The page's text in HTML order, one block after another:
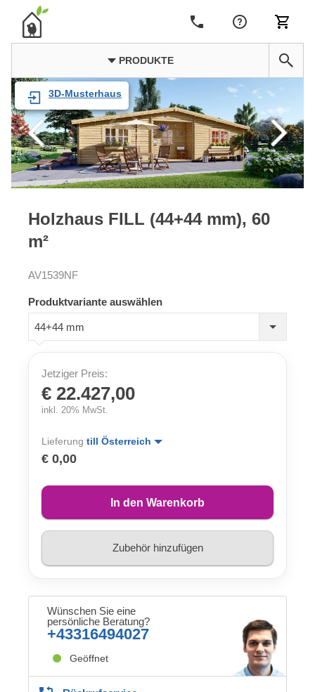
PRODUKTE
3D-Musterhaus
Holzhaus FILL (44+44 mm), 60
m²
AV1539NF
Produktvariante auswählen
44+44 mm
Jetziger Preis:
€ 22.427,00
inkl. 20% MwSt.
Lieferung till Österreich
€ 0,00
In den Warenkorb
Zubehör hinzufügen
Wünschen Sie eine
persönliche Beratung?
+43316494027
Geöffnet